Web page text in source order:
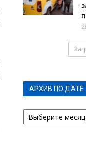
АРХИВ ПО ДАТЕ
АРХИВ
ПО